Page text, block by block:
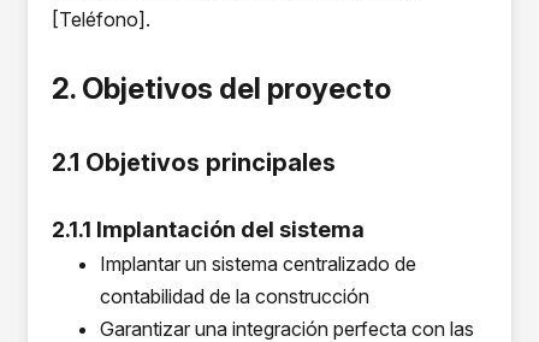
[Teléfono].
2. Objetivos del proyecto
2.1 Objetivos principales
2.1.1 Implantación del sistema
Implantar un sistema centralizado de
contabilidad de la construcción
Garantizar una integración perfecta con las